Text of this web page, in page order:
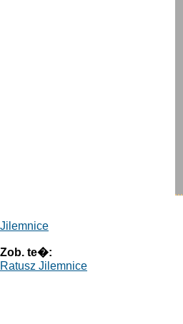
Jilemnice
Zob. te�:
Ratusz Jilemnice